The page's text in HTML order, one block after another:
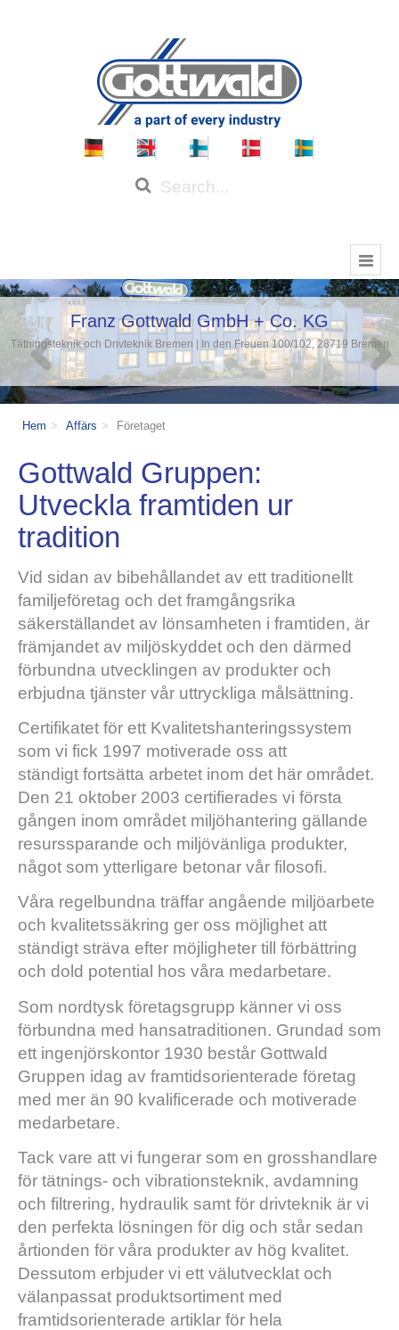
Franz Gottwald GmbH + Co. KG
Tätningsteknik och Drivteknik Bremen | In den Freuen 100/102, 28719 Bremen
Hem Affärs Företaget
Gottwald Gruppen:
Utveckla framtiden ur
tradition
Vid sidan av bibehållandet av ett traditionellt
familjeföretag och det framgångsrika
säkerställandet av lönsamheten i framtiden, är
främjandet av miljöskyddet och den därmed
förbundna utvecklingen av produkter och
erbjudna tjänster vår uttryckliga målsättning.
Certifikatet för ett Kvalitetshanteringssystem
som vi fick 1997 motiverade oss att
ständigt fortsätta arbetet inom det här området.
Den 21 oktober 2003 certifierades vi första
gången inom området miljöhantering gällande
resurssparande och miljövänliga produkter,
något som ytterligare betonar vår filosofi.
Våra regelbundna träffar angående miljöarbete
och kvalitetssäkring ger oss möjlighet att
ständigt sträva efter möjligheter till förbättring
och dold potential hos våra medarbetare.
Som nordtysk företagsgrupp känner vi oss
förbundna med hansatraditionen. Grundad som
ett ingenjörskontor 1930 består Gottwald
Gruppen idag av framtidsorienterade företag
med mer än 90 kvalificerade och motiverade
medarbetare.
Tack vare att vi fungerar som en grosshandlare
för tätnings- och vibrationsteknik, avdamning
och filtrering, hydraulik samt för drivteknik är vi
den perfekta lösningen för dig och står sedan
årtionden för våra produkter av hög kvalitet.
Dessutom erbjuder vi ett välutvecklat och
välanpassat produktsortiment med
framtidsorienterade artiklar för hela